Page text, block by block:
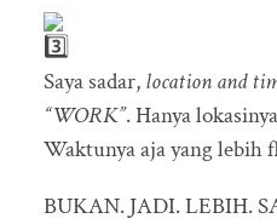
Saya sadar, location and
“WORK”. Hanya
Waktunya aja yang lebih
BUKAN. JADI. LEBIH.